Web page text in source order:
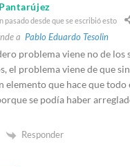
pasado desde que se escribió esto
a Pablo Eduardo Tesolin
problema viene no de los
el problema viene de que
elemento que hace que todo
se podía haber
Responder